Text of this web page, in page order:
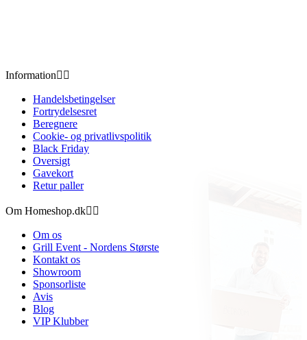
Information 
Handelsbetingelser
Fortrydelsesret
Beregnere
Cookie- og privatlivspolitik
Black Friday
Oversigt
Gavekort
Retur paller
Om Homeshop.dk 
Om os
Grill Event - Nordens Største
Kontakt os
Showroom
Sponsorliste
Avis
Blog
VIP Klubber